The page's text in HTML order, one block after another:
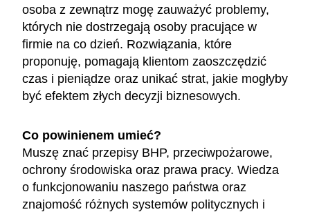
osoba z zewnątrz mogę zauważyć problemy,
których nie dostrzegają osoby pracujące w
firmie na co dzień. Rozwiązania, które
proponuję, pomagają klientom zaoszczędzić
czas i pieniądze oraz unikać strat, jakie mogłyby
być efektem złych decyzji biznesowych.
Co powinienem umieć?
Muszę znać przepisy BHP, przeciwpożarowe,
ochrony środowiska oraz prawa pracy. Wiedza
o funkcjonowaniu naszego państwa oraz
znajomość różnych systemów politycznych i